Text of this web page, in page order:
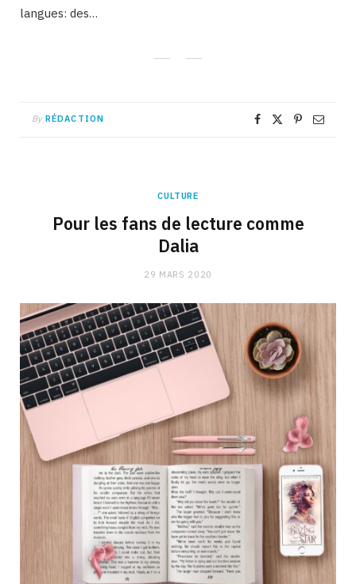
langues: des…
By RÉDACTION
CULTURE
Pour les fans de lecture comme
Dalia
29 MARS 2020